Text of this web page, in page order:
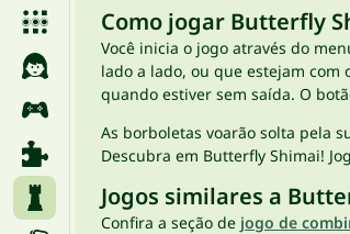
Como jogar Butterfly
Você inicia o jogo através do
lado a lado, ou que estejam
quando estiver sem saída. O
As borboletas voarão solta pela
Descubra em Butterfly Shimai!
Jogos similares a
Confira a seção de jogo de